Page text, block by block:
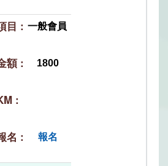
一般會員
1800
報名